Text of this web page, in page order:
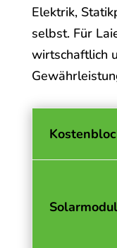
Elektrik,
selbst. Für
wirtschaftlich